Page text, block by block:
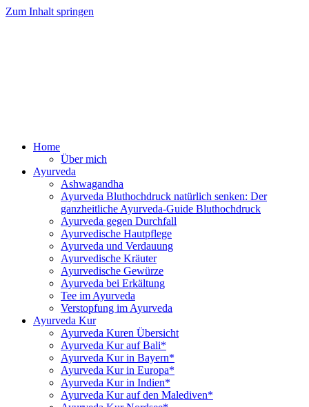
Zum Inhalt springen
Home
Über mich
Ayurveda
Ashwagandha
Ayurveda Bluthochdruck natürlich senken: Der
ganzheitliche Ayurveda-Guide Bluthochdruck
Ayurveda gegen Durchfall
Ayurvedische Hautpflege
Ayurveda und Verdauung
Ayurvedische Kräuter
Ayurvedische Gewürze
Ayurveda bei Erkältung
Tee im Ayurveda
Verstopfung im Ayurveda
Ayurveda Kur
Ayurveda Kuren Übersicht
Ayurveda Kur auf Bali*
Ayurveda Kur in Bayern*
Ayurveda Kur in Europa*
Ayurveda Kur in Indien*
Ayurveda Kur auf den Malediven*